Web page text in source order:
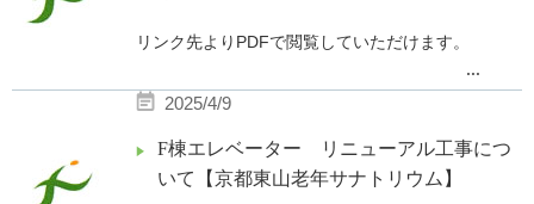
リンク先よりPDFで閲覧していただけます。
...
2025/4/9
F棟エレベーター リニューアル工事につ
いて【京都東山老年サナトリウム】